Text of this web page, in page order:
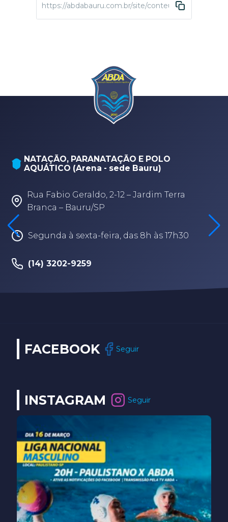
https://abdabauru.com.br/site/conteudo/4223-
NATAÇÃO, PARANATAÇÃO E POLO
AQUÁTICO (Arena - sede Bauru)
Rua Fabio Geraldo, 2-12 – Jardim Terra
Branca – Bauru/SP
Segunda à sexta-feira, das 8h às 17h30
(14) 3202-9259
FACEBOOK Seguir
INSTAGRAM Seguir